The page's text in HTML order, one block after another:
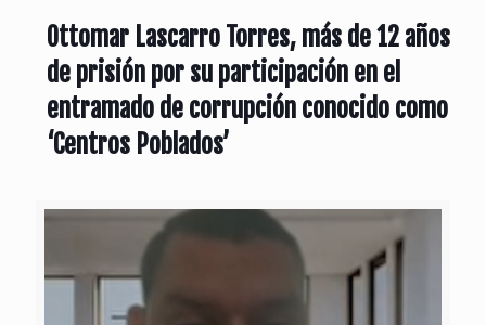
Ottomar Lascarro Torres, más de 12 años
de prisión por su participación en el
entramado de corrupción conocido como
‘Centros Poblados’